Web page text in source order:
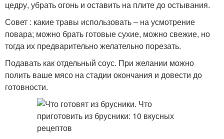
цедру, убрать огонь и оставить на плите до остывания.
Совет : какие травы использовать – на усмотрение
повара; можно брать готовые сухие, можно свежие, но
тогда их предварительно желательно порезать.
Подавать как отдельный соус. При желании можно
полить ваше мясо на стадии окончания и довести до
готовности.